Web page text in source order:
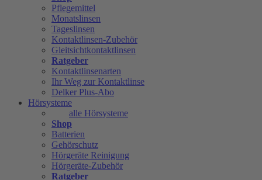
Pflegemittel
Monatslinsen
Tageslinsen
Kontaktlinsen-Zubehör
Gleitsichtkontaktlinsen
Ratgeber
Kontaktlinsenarten
Ihr Weg zur Kontaktlinse
Delker Plus-Abo
Hörsysteme
alle Hörsysteme
Shop
Batterien
Gehörschutz
Hörgeräte Reinigung
Hörgeräte-Zubehör
Ratgeber